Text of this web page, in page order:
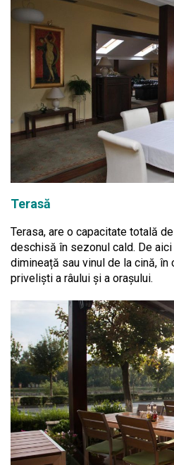
Terasă
Terasa, are o capacitate totală
deschisă în sezonul cald. De
dimineață sau vinul de la cină, în
priveliști a râului și a orașului.